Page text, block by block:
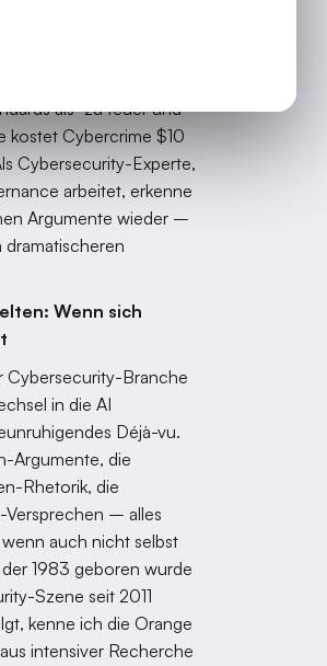
als "zu teuer und
kostet Cybercrime $10
Cybersecurity-Experte,
arbeitet, erkenne
Argumente wieder –
Wenn sich
Cybersecurity-Branche
in die AI
Déjà-vu.
Argumente, die
Rhetorik, die
Versprechen – alles
auch nicht selbst
1983 geboren wurde
Szene seit 2011
kenne ich die Orange
intensiver Recherche